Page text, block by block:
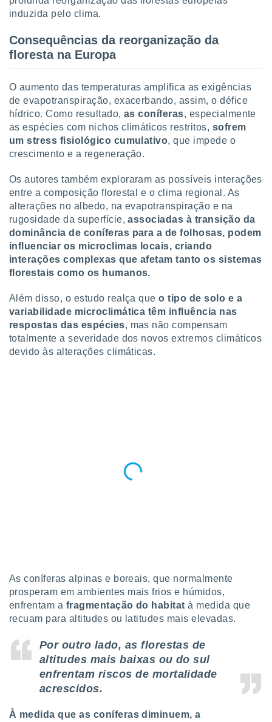
induzida pelo clima.
Consequências da reorganização da
floresta na Europa
O aumento das temperaturas amplifica as exigências
de evapotranspiração, exacerbando, assim, o défice
hídrico. Como resultado, as coníferas, especialmente
as espécies com nichos climáticos restritos, sofrem
um stress fisiológico cumulativo, que impede o
crescimento e a regeneração.
Os autores também exploraram as possíveis interações
entre a composição florestal e o clima regional. As
alterações no albedo, na evapotranspiração e na
rugosidade da superfície,associadas à transição da
dominância de coníferas para a de folhosas, podem
influenciar os microclimas locais, criando
interações complexas que afetam tanto os sistemas
florestais como os humanos.
Além disso, o estudo realça que o tipo de solo e a
variabilidade microclimática têm influência nas
respostas das espécies, mas não compensam
totalmente a severidade dos novos extremos climáticos
devido às alterações climáticas.
As coníferas alpinas e boreais, que normalmente
prosperam em ambientes mais frios e húmidos,
enfrentam a fragmentação do habitatà medida que
recuam para altitudes ou latitudes mais elevadas.
Por outro lado, as florestas de
altitudes mais baixas ou do sul
enfrentam riscos de mortalidade
acrescidos.
À medida que as coníferas diminuem, a